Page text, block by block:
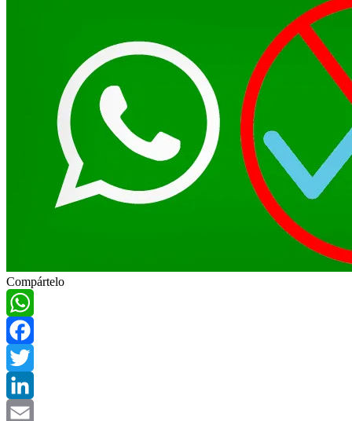
Compártelo
WhatsApp
Facebook
Twitter
LinkedIn